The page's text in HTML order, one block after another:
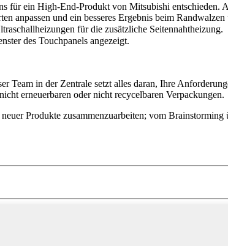
für ein High-End-Produkt von Mitsubishi entschieden.
anpassen und ein besseres Ergebnis beim
für die zusätzliche Seitennahtheizung.
des Touchpanels angezeigt.
in der Zentrale setzt alles daran, Ihre
erneuerbaren oder nicht recycelbaren Verpackungen.
Produkte zusammenzuarbeiten; vom